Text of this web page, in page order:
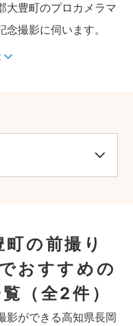
大豊町のプロカメラマ
撮影に伺います。
の前撮り
おすすめの
（全2件）
影ができる高知県長岡